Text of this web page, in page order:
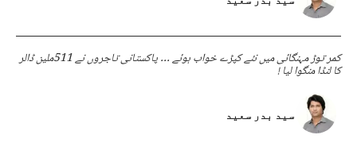
کمر توڑ مہنگائی میں نئے کپڑے خواب ہوئے … پاکستانی تاجروں نے 511ملین ڈالر
کا لنڈا منگوا لیا !
سید بدر سعید